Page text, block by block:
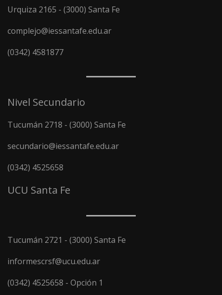
Urquiza 2165 - (3000) Santa Fe
complejo@iessantafe.edu.ar
(0342) 4581877
Nivel Secundario
Tucumán 2718 - (3000) Santa Fe
secundario@iessantafe.edu.ar
(0342) 4525658
UCU Santa Fe
Tucumán 2721 - (3000) Santa Fe
informescrsf@ucu.edu.ar
(0342) 4525658 - Opción 1